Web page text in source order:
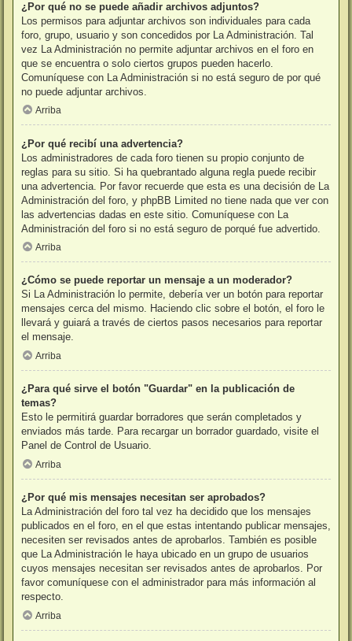
¿Por qué no se puede añadir archivos adjuntos?
Los permisos para adjuntar archivos son individuales para cada
foro, grupo, usuario y son concedidos por La Administración. Tal
vez La Administración no permite adjuntar archivos en el foro en
que se encuentra o solo ciertos grupos pueden hacerlo.
Comuníquese con La Administración si no está seguro de por qué
no puede adjuntar archivos.
Arriba
¿Por qué recibí una advertencia?
Los administradores de cada foro tienen su propio conjunto de
reglas para su sitio. Si ha quebrantado alguna regla puede recibir
una advertencia. Por favor recuerde que esta es una decisión de La
Administración del foro, y phpBB Limited no tiene nada que ver con
las advertencias dadas en este sitio. Comuníquese con La
Administración del foro si no está seguro de porqué fue advertido.
Arriba
¿Cómo se puede reportar un mensaje a un moderador?
Si La Administración lo permite, debería ver un botón para reportar
mensajes cerca del mismo. Haciendo clic sobre el botón, el foro le
llevará y guiará a través de ciertos pasos necesarios para reportar
el mensaje.
Arriba
¿Para qué sirve el botón "Guardar" en la publicación de
temas?
Esto le permitirá guardar borradores que serán completados y
enviados más tarde. Para recargar un borrador guardado, visite el
Panel de Control de Usuario.
Arriba
¿Por qué mis mensajes necesitan ser aprobados?
La Administración del foro tal vez ha decidido que los mensajes
publicados en el foro, en el que estas intentando publicar mensajes,
necesiten ser revisados antes de aprobarlos. También es posible
que La Administración le haya ubicado en un grupo de usuarios
cuyos mensajes necesitan ser revisados antes de aprobarlos. Por
favor comuníquese con el administrador para más información al
respecto.
Arriba